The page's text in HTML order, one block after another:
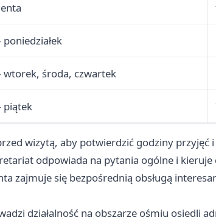
środa, czwartek
piątek
wizytą, aby potwierdzić godziny przyjęć
odpowiada na pytania ogólne i
zajmuje się bezpośrednią obsługą
działalność na obszarze ośmiu osiedli